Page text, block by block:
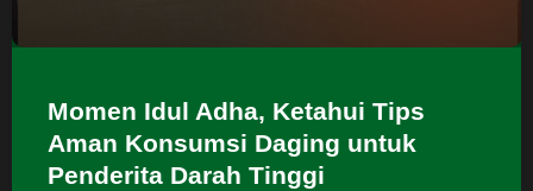
Momen Idul Adha, Ketahui Tips
Aman Konsumsi Daging untuk
Penderita Darah Tinggi